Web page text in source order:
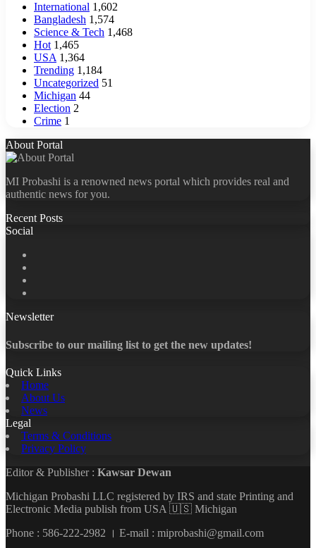
International 1,602
Bangladesh 1,574
Science & Tech 1,468
Hot 1,465
USA 1,364
Trending 1,184
Uncategorized 51
Michigan 44
Election 2
Crime 1
About Portal
MI Probashi is a renowned news portal which provides real and
authentic news for you.
Recent Posts
Social
Newsletter
Subscribe to our mailing list to get the new updates!
Quick Links
Home
About Us
News
Legal
Terms & Conditions
Privacy Policy
Editor & Publisher : Kawsar Dewan
Michigan Probashi LLC registered by IRS and state Printing and
Electronic Media publish from USA 🇺🇸 Michigan
Phone : 586-222-2982 । E-mail : miprobashi@gmail.com